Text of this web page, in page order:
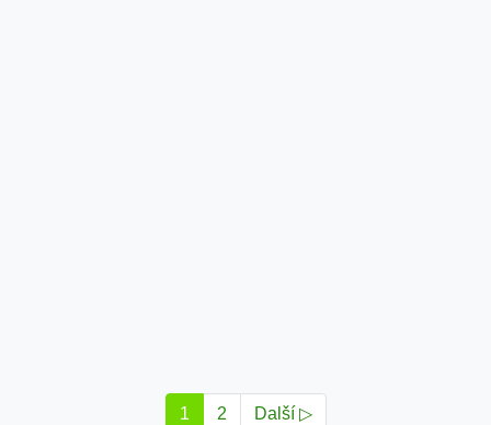
1 2 Další ▷